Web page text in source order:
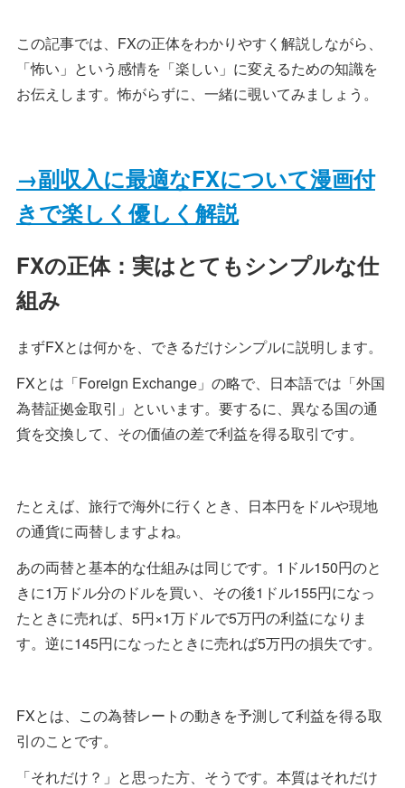
この記事では、FXの正体をわかりやすく解説しながら、
「怖い」という感情を「楽しい」に変えるための知識を
お伝えします。怖がらずに、一緒に覗いてみましょう。
→副収入に最適なFXについて漫画付
きで楽しく優しく解説
FXの正体：実はとてもシンプルな仕
組み
まずFXとは何かを、できるだけシンプルに説明します。
FXとは「Foreign Exchange」の略で、日本語では「外国
為替証拠金取引」といいます。要するに、異なる国の通
貨を交換して、その価値の差で利益を得る取引です。
たとえば、旅行で海外に行くとき、日本円をドルや現地
の通貨に両替しますよね。
あの両替と基本的な仕組みは同じです。1ドル150円のと
きに1万ドル分のドルを買い、その後1ドル155円になっ
たときに売れば、5円×1万ドルで5万円の利益になりま
す。逆に145円になったときに売れば5万円の損失です。
FXとは、この為替レートの動きを予測して利益を得る取
引のことです。
「それだけ？」と思った方、そうです。本質はそれだけ